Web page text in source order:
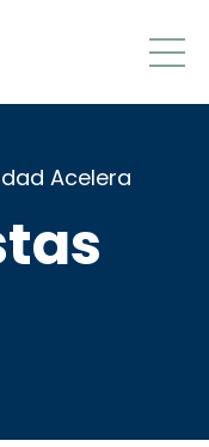
Acelera